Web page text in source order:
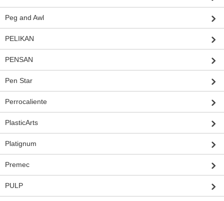
Peg and Awl
PELIKAN
PENSAN
Pen Star
Perrocaliente
PlasticArts
Platignum
Premec
PULP